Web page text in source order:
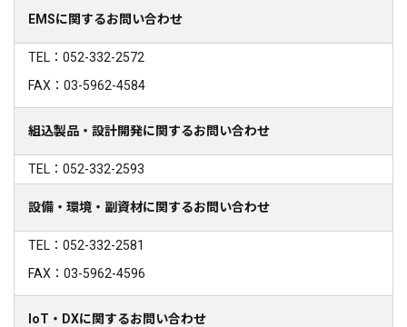
EMSに関するお問い合わせ
TEL：052-332-2572
FAX：03-5962-4584
組込製品・設計開発に関するお問い合わせ
TEL：052-332-2593
設備・環境・副資材に関するお問い合わせ
TEL：052-332-2581
FAX：03-5962-4596
IoT・DXに関するお問い合わせ